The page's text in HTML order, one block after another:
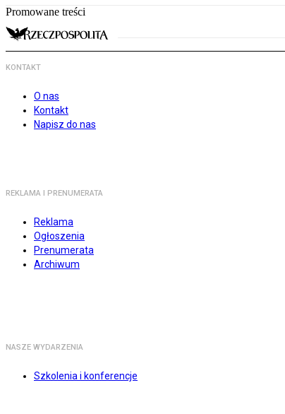
Promowane treści
KONTAKT
O nas
Kontakt
Napisz do nas
REKLAMA I PRENUMERATA
Reklama
Ogłoszenia
Prenumerata
Archiwum
NASZE WYDARZENIA
Szkolenia i konferencje